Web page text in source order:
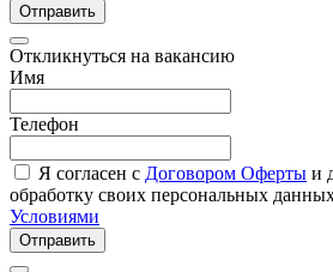
Отправить
Откликнуться на вакансию
Имя
Телефон
Я согласен с Договором Оферты и
обработку своих персональных
Условиями
Отправить